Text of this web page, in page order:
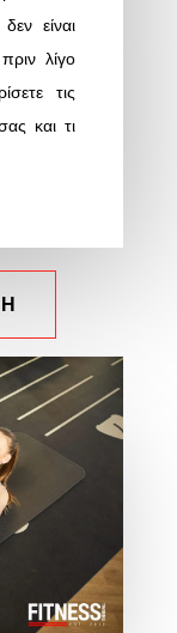
είναι
λίγο
τις
και τι